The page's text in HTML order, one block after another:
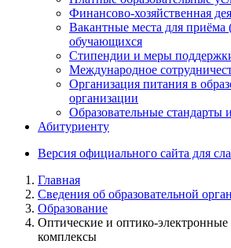
Финансово-хозяйственная
Вакантные места для приёма
обучающихся
Стипендии и меры
Международное
Организация питания в
организации
Образовательные стандарты
Абитуриенту
Версия официального сайта для
Главная
Сведения об образовательной
Образование
Оптические и оптико-
комплексы